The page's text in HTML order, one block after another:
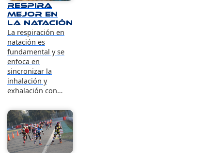
Respira
mejor en
la natación
La respiración en
natación es
fundamental y se
enfoca en
sincronizar la
inhalación y
exhalación con…